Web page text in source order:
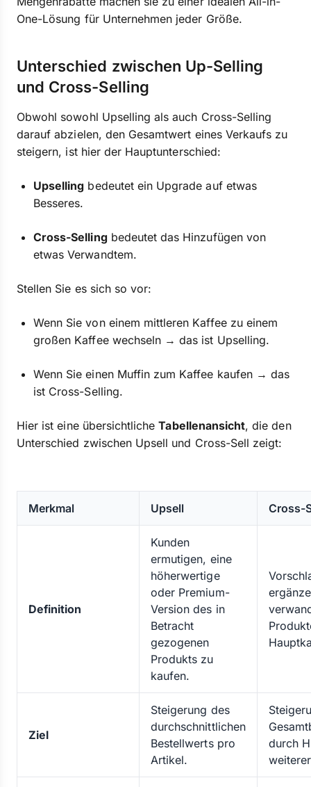
One-Lösung für Unternehmen jeder Größe.
Unterschied zwischen Up-Selling
und Cross-Selling
Obwohl sowohl Upselling als auch Cross-Selling
darauf abzielen, den Gesamtwert eines Verkaufs zu
steigern, ist hier der Hauptunterschied:
Upselling bedeutet ein Upgrade auf etwas
Besseres.
Cross-Sellingbedeutet das Hinzufügen von
etwas Verwandtem.
Stellen Sie es sich so vor:
Wenn Sie von einem mittleren Kaffee zu einem
großen Kaffee wechseln → das ist Upselling.
Wenn Sie einen Muffin zum Kaffee kaufen → das
ist Cross-Selling.
Hier ist eine übersichtlicheTabellenansicht, die den
Unterschied zwischen Upsell und Cross-Sell zeigt:
Merkmal Upsell Cross-
Definition
Kunden
ermutigen, eine
höherwertige
oder Premium-
Version des in
Betracht
gezogenen
Produkts zu
kaufen.
Ziel
Steigerung des
durchschnittlichen
Bestellwerts pro
Artikel.
durch